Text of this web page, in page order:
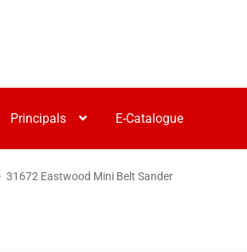
Principals E-Catalogue
31672 Eastwood Mini Belt Sander